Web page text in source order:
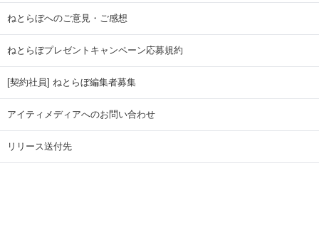
ねとらぼへのご意見・ご感想
ねとらぼプレゼントキャンペーン応募規約
[契約社員] ねとらぼ編集者募集
アイティメディアへのお問い合わせ
リリース送付先